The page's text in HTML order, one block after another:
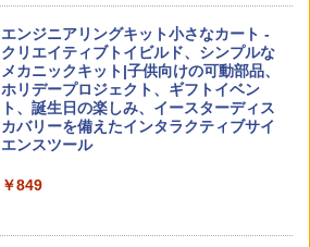
子どもが変わる魔法の言葉
￥2,200
向山洋一の系譜、その先へ 授業の腕を磨
￥2,127
Joyreal モンテッソーリ ビジーボード 知
育玩具2 3歳誕生日プレゼント男の子 女
の子 知育玩具 LED おもちゃ 指先知育 早
期開発
￥2,669
戦！編
￥1,320
ット図鑑 (サンクチュアリ出版)
エンジニアリングキット小さなカート -
クリエイティブトイビルド、シンプルな
メカニックキット|子供向けの可動部品、
ホリデープロジェクト、ギフトイベン
ト、誕生日の楽しみ、イースターディス
カバリーを備えたインタラクティブサイ
エンスツール
￥849